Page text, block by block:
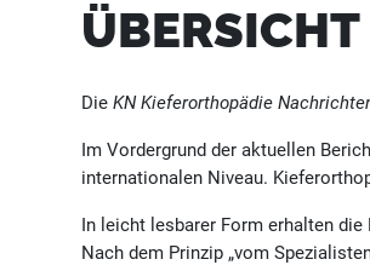
ÜBERSICHT
DieKN Kieferorthopädie
Im Vordergrund der aktuellen
internationalen Niveau.
In leicht lesbarer Form erhalten
Nach dem Prinzip „vom